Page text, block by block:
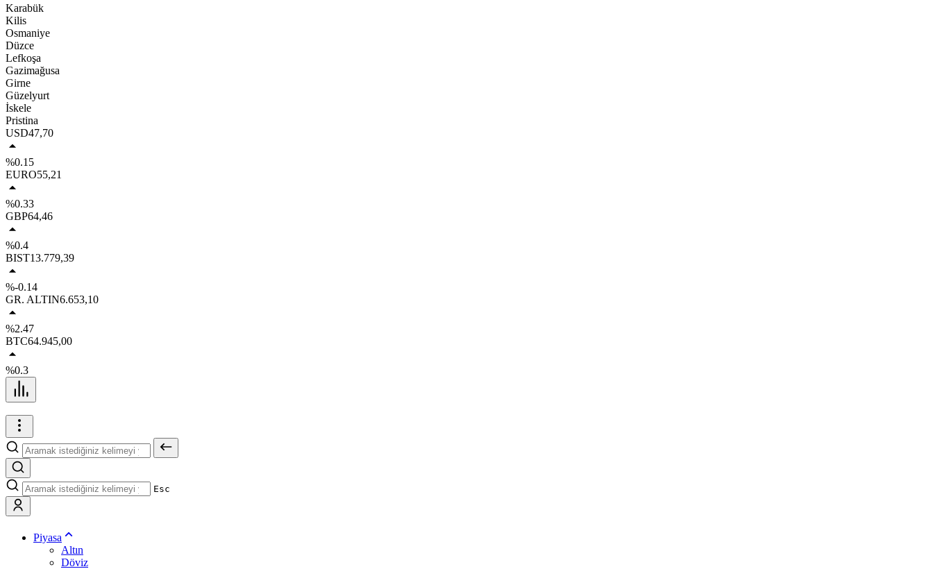
Karabük
Kilis
Osmaniye
Düzce
Lefkoşa
Gazimağusa
Girne
Güzelyurt
İskele
Pristina
USD47,70
%0.15
EURO55,21
%0.33
GBP64,46
%0.4
BIST13.779,39
%-0.14
GR. ALTIN6.653,10
%2.47
BTC64.945,00
%0.3
Esc
Piyasa
Altın
Döviz